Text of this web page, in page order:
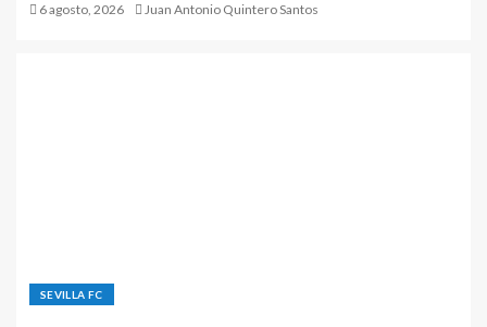
6 agosto, 2026 Juan Antonio Quintero Santos
SEVILLA FC